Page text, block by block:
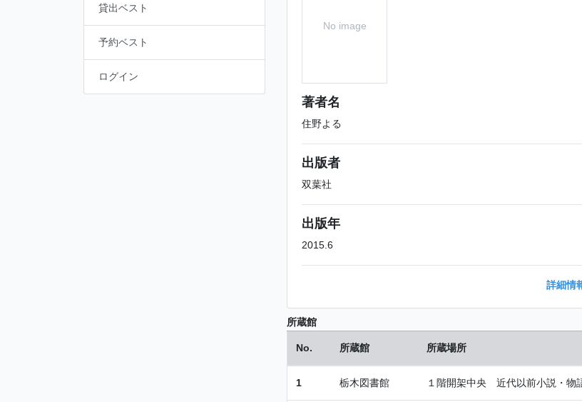
貸出ベスト
予約ベスト
ログイン
No image
著者名
住野よる
出版者
双葉社
出版年
2015.6
詳細情
所蔵館
No. 所蔵館 所蔵場所
1 栃木図書館 １階開架中央 近代以前小説・物